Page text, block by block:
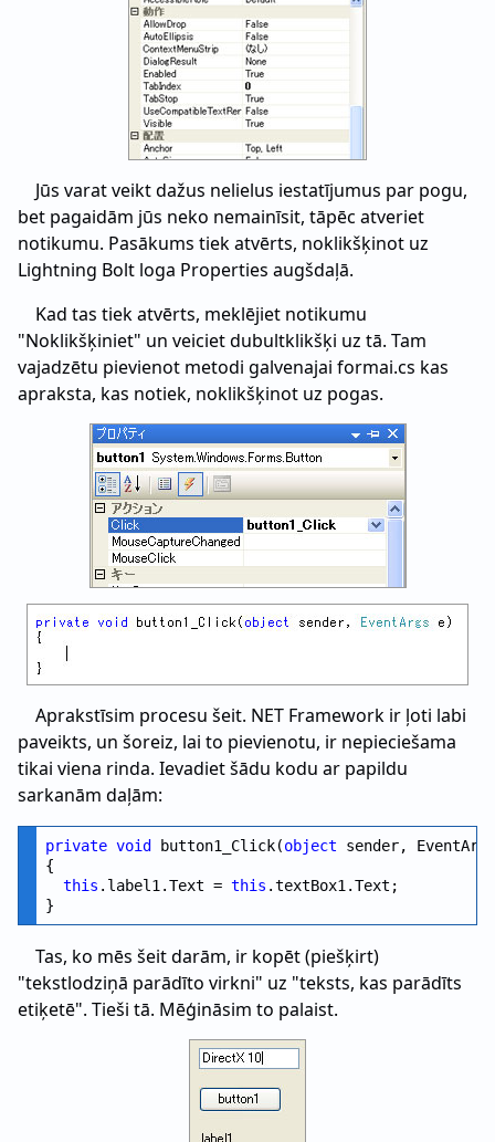
Jūs varat veikt dažus nelielus iestatījumus par pogu,
bet pagaidām jūs neko nemainīsit, tāpēc atveriet
notikumu. Pasākums tiek atvērts, noklikšķinot uz
Lightning Bolt loga Properties augšdaļā.
Kad tas tiek atvērts, meklējiet notikumu
"Noklikšķiniet" un veiciet dubultklikšķi uz tā. Tam
vajadzētu pievienot metodi galvenajai formai.cs kas
apraksta, kas notiek, noklikšķinot uz pogas.
Aprakstīsim procesu šeit. NET Framework ir ļoti labi
paveikts, un šoreiz, lai to pievienotu, ir nepieciešama
tikai viena rinda. Ievadiet šādu kodu ar papildu
sarkanām daļām:
private void button1_Click(object sender,
{
this .label1.Text = this .textBox1.Text;
Tas, ko mēs šeit darām, ir kopēt (piešķirt)
"tekstlodziņā parādīto virkni" uz "teksts, kas parādīts
etiķetē". Tieši tā. Mēģināsim to palaist.